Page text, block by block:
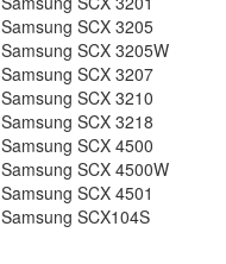
Samsung SCX 3205
Samsung SCX 3205W
Samsung SCX 3207
Samsung SCX 3210
Samsung SCX 3218
Samsung SCX 4500
Samsung SCX 4500W
Samsung SCX 4501
Samsung SCX104S